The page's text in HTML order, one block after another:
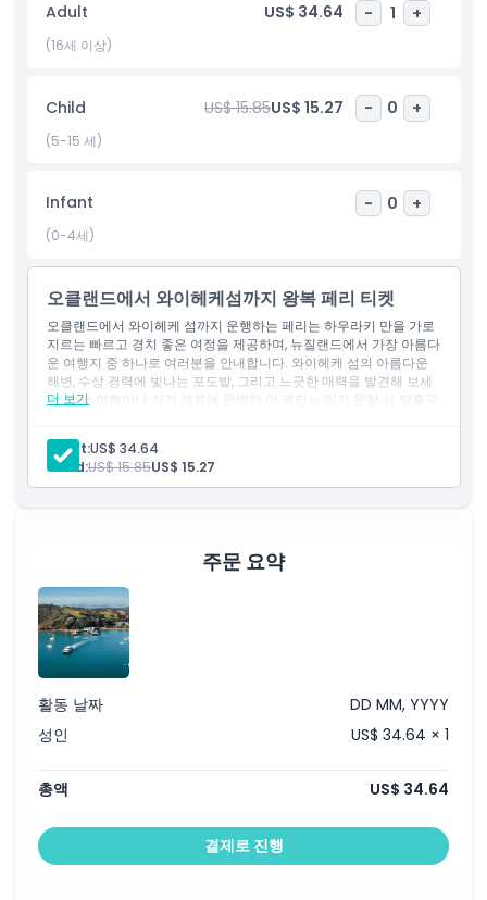
페리는 활기찬 도심에 위치한 오클랜드 페리 터미널에서 출발하여
이 놀라운 경험에 쉽게 접근할 수 있습니다. 와이헤케 섬에 도착하면
이헤케 섬까지 페리는 뉴질랜드에서 가장 매력적인 목적지 중 하나
를 발견하는 편리하고 즐거운 방법입니다.
하이라이트
포함 사항
아동 성인 정책
포함되지 않는 사항
운영 시간
교환 방법
취소 정책
Adult US$ 34.64 - 1 +
(16세 이상)
Child US$ 15.85US$ 15.27 - 0 +
(5-15 세)
Infant - 0 +
(0-4세)
오클랜드에서 와이헤케섬까지 왕복 페리 티켓
오클랜드에서 와이헤케 섬까지 운행하는 페리는 하우라키 만을 가로
지르는 빠르고 경치 좋은 여정을 제공하며, 뉴질랜드에서 가장 아름다
운 여행지 중 하나로 여러분을 안내합니다. 와이헤케 섬의 아름다운
해변, 수상 경력에 빛나는 포도밭, 그리고 느긋한 매력을 발견해 보세
요. 당일 여행이나 장기 체류에 완벽한 이 페리는 잊지 못할 섬 탈출구
더 보기
포함 사항
왕복 교통권
Adult:US$ 34.64
Child:US$ 15.85US$ 15.27
주문 요약
활동 날짜
DD MM, YYYY
성인
US$ 34.64 × 1
총액 US$ 34.64
결제로 진행